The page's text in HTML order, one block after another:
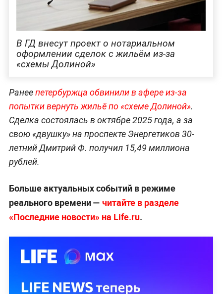
В ГД внесут проект о нотариальном
оформлении сделок с жильём из-за
«схемы Долиной»
Ранеепетербуржца обвинили в афере из-за
попытки вернуть жильё по «схеме Долиной».
Сделка состоялась в октябре 2025 года, а за
свою «двушку» на проспекте Энергетиков 30-
летний Дмитрий Ф. получил 15,49 миллиона
рублей.
Больше актуальных событий в режиме
реального времени — читайте в разделе
«Последние новости» на Life.ru.